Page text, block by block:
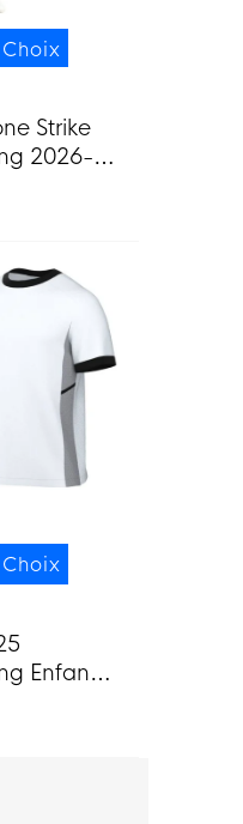
Strike
2026-
Foncé
Enfants